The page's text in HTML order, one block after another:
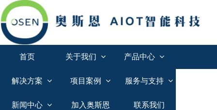
首页 关于我们 产品中心
解决方案 项目案例 服务与支持
新闻中心 加入奥斯恩 联系我们